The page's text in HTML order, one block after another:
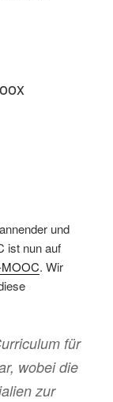
und
ist nun auf
. Wir
für
wobei die
zur